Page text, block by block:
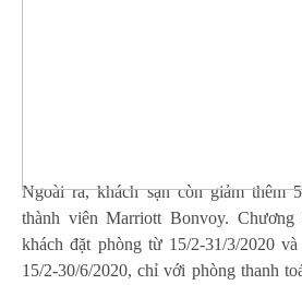
Ngoài ra, khách sạn còn giảm thêm
thành viên Marriott Bonvoy.
khách đặt phòng từ 15/2-31/3/2020
15/2-30/6/2020, chỉ với phòng thanh